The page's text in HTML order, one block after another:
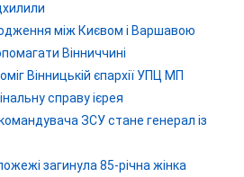
між Києвом і Варшавою
Вінниччині
Вінницькій єпархії УПЦ МП
справу ієрея
ЗСУ стане генерал із
загинула 85-річна жінка